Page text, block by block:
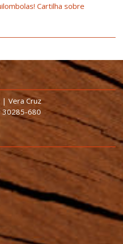
Cartilha sobre
| Vera Cruz
30285-680